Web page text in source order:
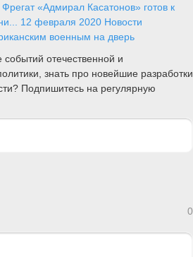
Фрегат «Адмирал Касатонов» готов к
12 февраля 2020 Новости
военным на дверь
событий отечественной и
знать про новейшие разработки
Подпишитесь на регулярную
0